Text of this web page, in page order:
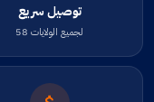
توصيل سريع
لجميع الولايات 58